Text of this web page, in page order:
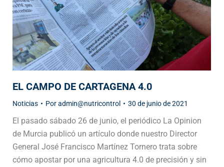
EL CAMPO DE CARTAGENA 4.0
Noticias Poradmin@nutricontrol 30 de junio de 2021
El pasado sábado 26 de junio, el periódico La Opinion
de Murcia publicó un artículo donde nuestro Director
General José Francisco Martínez Tornero trata sobre
cómo apostar por una agricultura 4.0 de precisión y sin